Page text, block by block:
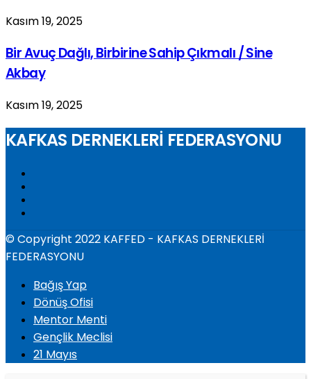
Kasım 19, 2025
Bir Avuç Dağlı, Birbirine Sahip Çıkmalı / Sine
Akbay
Kasım 19, 2025
KAFKAS DERNEKLERİ FEDERASYONU
© Copyright 2022 KAFFED - KAFKAS DERNEKLERİ
FEDERASYONU
Bağış Yap
Dönüş Ofisi
Mentor Menti
Gençlik Meclisi
21 Mayıs